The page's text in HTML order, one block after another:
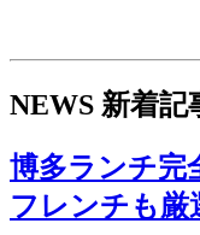
NEWS 新着記
博多ランチ完
フレンチも厳